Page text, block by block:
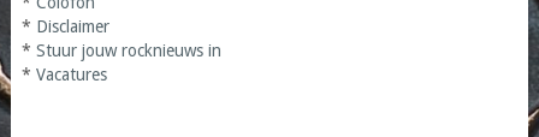
* Disclaimer
* Stuur jouw rocknieuws in
* Vacatures